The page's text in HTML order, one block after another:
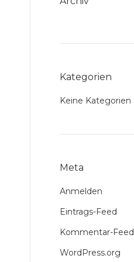
Kategorien
Keine Kategorien
Meta
Anmelden
Eintrags-Feed
Kommentar-Feed
WordPress.org